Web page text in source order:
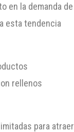
en la demanda de
esta tendencia
rellenos
para atraer